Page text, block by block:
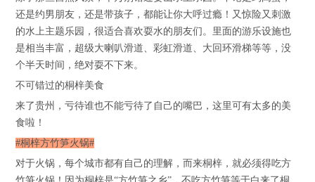
还是约男朋友，还是带孩子，都能让你大呼过瘾！又惊险又刺激
的水上主题乐园，很适合喜欢耍水的朋友们。里面的游乐设施也
是相当丰富，超级大喇叭滑道、彩虹滑道、大回环滑梯等等，没
个半天时间，绝对耍不下来。
不可错过的桐梓美食
来了贵州，亏待谁也不能亏待了自己的嘴巴，这里可有太多的美
食啦！
#桐梓方竹笋火锅#
对于火锅，每个城市都有自己的理解，而来桐梓，就必须得吃方